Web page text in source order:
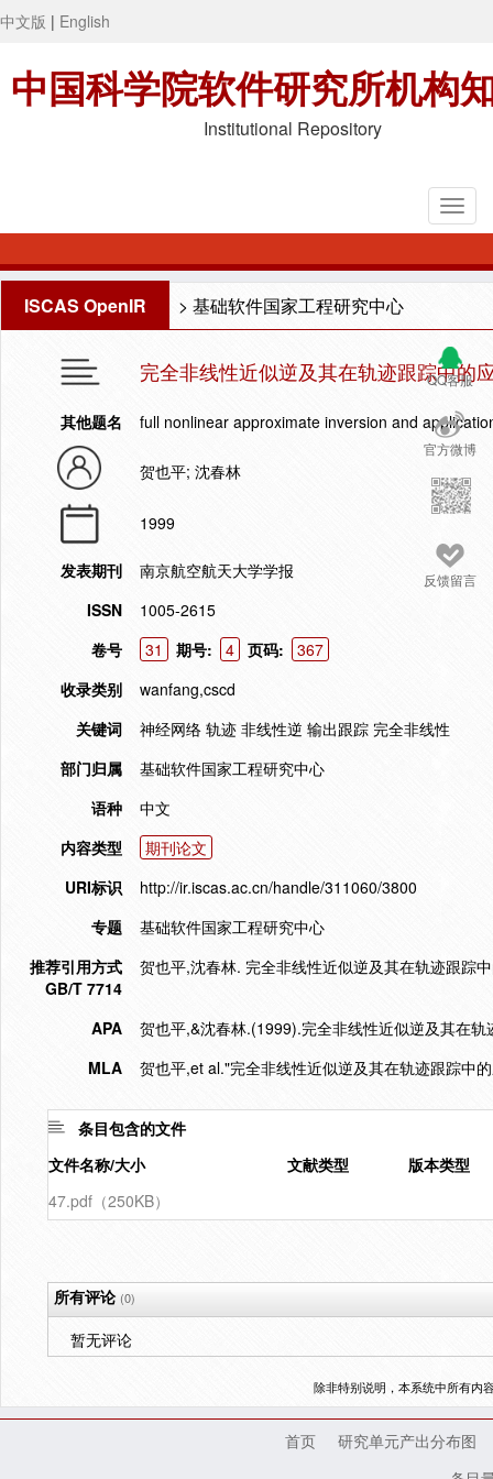
中文版 | English
中国科学院软件研究所机构
Institutional Repository
ISCAS OpenIR > 基础软件国家工程研究中心
QQ客服
官方微博
反馈留言
完全非线性近似逆及其在轨迹跟踪中的
其他题名 full nonlinear approximate inversion and
贺也平; 沈春林
1999
发表期刊
南京航空航天大学学报
ISSN
1005-2615
卷号
31 期号: 4 页码:
367
收录类别
wanfang,cscd
关键词
神经网络 轨迹 非线性逆 输出跟踪 完全非线性
部门归属
基础软件国家工程研究中心
语种
中文
内容类型
期刊论文
URI标识
http://ir.iscas.ac.cn/handle/311060/3800
专题
基础软件国家工程研究中心
推荐引用方式
GB/T 7714
贺也平,沈春林. 完全非线性近似逆及其在轨迹跟踪
APA
贺也平,&沈春林.(1999).完全非线性近似逆及其在轨
MLA
贺也平,et al."完全非线性近似逆及其在轨迹跟踪中
条目包含的文件
文件名称/大小
文献类型
版本类型
47.pdf（250KB）
所有评论(0)
暂无评论
除非特别说明，本系统中所有内
首页
研究单元产出分布图